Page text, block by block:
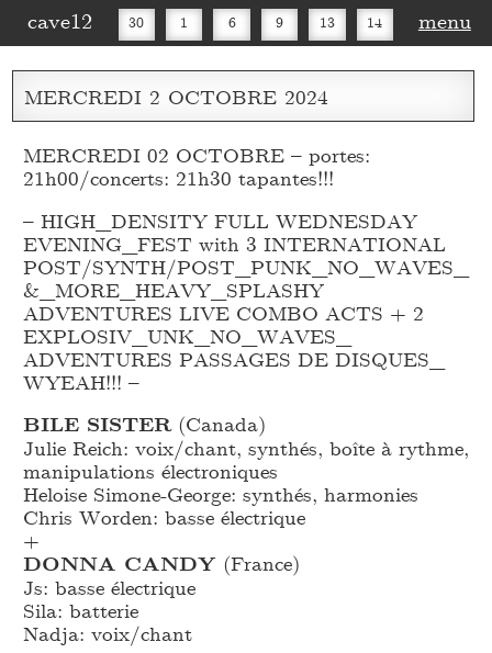
cave12 30 1 6 9 13 14
16 20 27 30
menu
MERCREDI 2 OCTOBRE 2024
MERCREDI 02 OCTOBRE – portes:
21h00/concerts: 21h30 tapantes!!!
– HIGH_DENSITY FULL WEDNESDAY
EVENING_FEST with 3 INTERNATIONAL
POST/SYNTH/POST_PUNK_NO_WAVES_
&_MORE_HEAVY_ SPLASHY
ADVENTURES LIVE COMBO ACTS + 2
EXPLOSIV_UNK_NO_WAVES_
ADVENTURES PASSAGES DE DISQUES_
WYEAH!!! –
BILE SISTER(Canada)
Julie Reich: voix/chant, synthés, boîte à rythme,
manipulations électroniques
Heloise Simone-George: synthés, harmonies
Chris Worden: basse électrique
+
DONNA CANDY (France)
Js: basse électrique
Sila: batterie
Nadja: voix/chant